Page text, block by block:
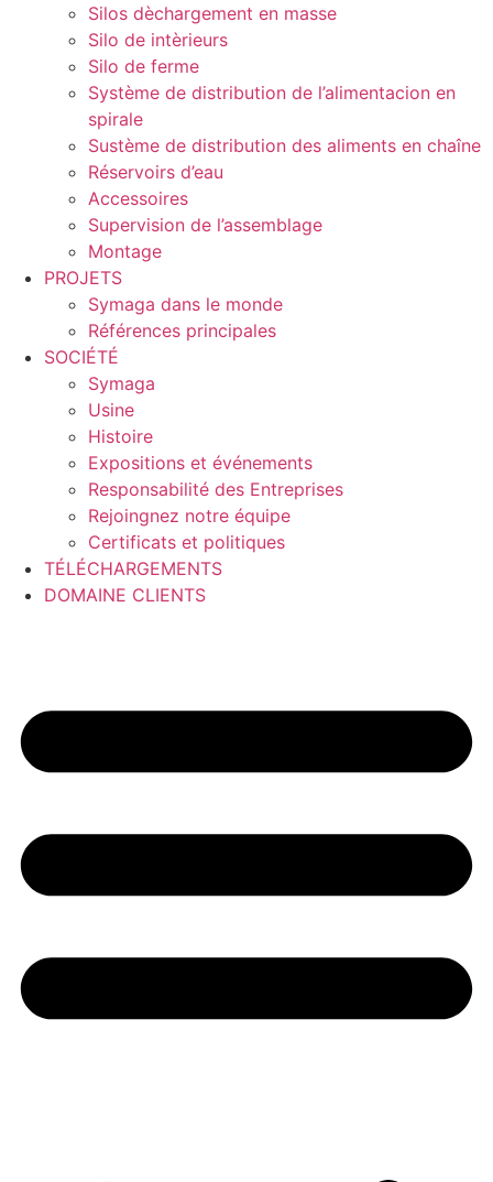
Silos dèchargement en masse
Silo de intèrieurs
Silo de ferme
Système de distribution de l’alimentacion en
spirale
Sustème de distribution des aliments en chaîne
Réservoirs d’eau
Accessoires
Supervision de l’assemblage
Montage
PROJETS
Symaga dans le monde
Références principales
SOCIÉTÉ
Symaga
Usine
Histoire
Expositions et événements
Responsabilité des Entreprises
Rejoingnez notre équipe
Certificats et politiques
TÉLÉCHARGEMENTS
DOMAINE CLIENTS